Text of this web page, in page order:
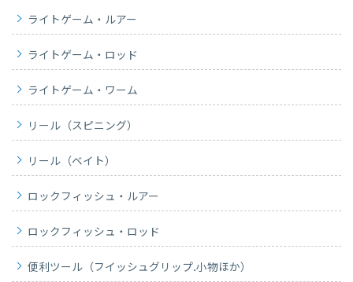
ライトゲーム・ルアー
ライトゲーム・ロッド
ライトゲーム・ワーム
リール（スピニング）
リール（ベイト）
ロックフィッシュ・ルアー
ロックフィッシュ・ロッド
便利ツール（フイッシュグリップ.小物ほか）